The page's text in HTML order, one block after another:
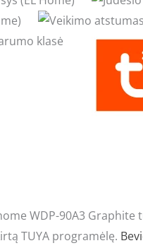
WDP-90A3 Graphite
TUYA programėlę.